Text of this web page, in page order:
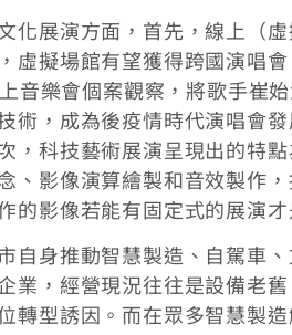
化展演方面，首先，線上（
虛擬場館有望獲得跨國演唱
音樂會個案觀察，將歌手崔
術，成為後疫情時代演唱會
，科技藝術展演呈現出的特
、影像演算繪製和音效製作
的影像若能有固定式的展演
自身推動智慧製造、自駕車
業，經營現況往往是設備老
轉型誘因。而在眾多智慧製